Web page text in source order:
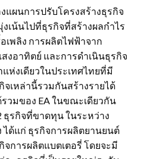
แผนการปรับโครงสร้างธุรกิจ
เน้นไปที่ธุรกิจที่สร้างผลกำไร
เพลิง การผลิตไฟฟ้าจาก
งอาทิตย์ และการดำเนินธุรกิจ
ห่งเดียวในประเทศไทยที่มี
จเหล่านี้รวมกันสร้างรายได้
วมของ EA ในขณะเดียวกัน
ธุรกิจที่ขาดทุน ในระหว่าง
ได้แก่ ธุรกิจการผลิตยานยนต์
การผลิตแบตเตอรี่ โดยจะมี